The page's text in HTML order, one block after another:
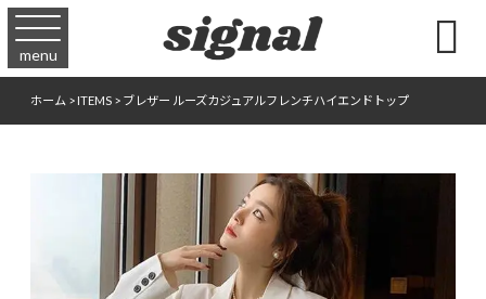
menu 
ホーム>ITEMS>ブレザー ルーズカジュアルフレンチハイエンドトップ